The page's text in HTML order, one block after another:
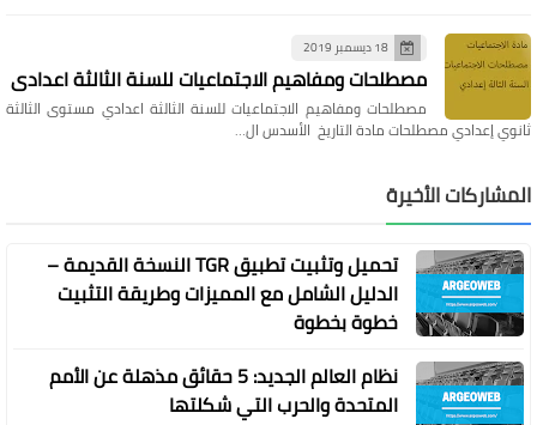
18 ديسمبر 2019
مصطلحات ومفاهيم الاجتماعيات للسنة الثالثة اعدادي
مصطلحات ومفاهيم الاجتماعيات للسنة الثالثة اعدادي مستوى الثالثة
ثانوي إعدادي مصطلحات مادة التاريخ الأسدس ال…
المشاركات الأخيرة
تحميل وتثبيت تطبيق TGR النسخة القديمة –
الدليل الشامل مع المميزات وطريقة التثبيت
خطوة بخطوة
نظام العالم الجديد: 5 حقائق مذهلة عن الأمم
المتحدة والحرب التي شكلتها